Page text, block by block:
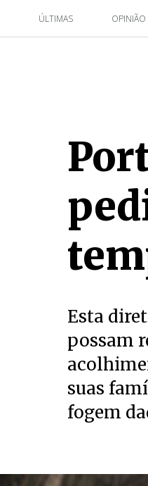
ÚLTIMAS OPINIÃO
Esta
possam
suas
fogem